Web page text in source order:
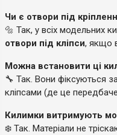
Чи є отвори під
🔩 Так, у всіх модельних
отвори під кліпси, якщо
Можна встановити ці
🔧 Так. Вони фіксуються
кліпсами (де це
Килимки витримують
❄️ Так. Матеріали не